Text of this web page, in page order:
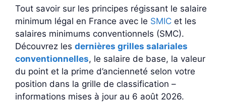
Tout savoir sur les principes régissant le salaire
minimum légal en France avec le SMIC et les
salaires minimums conventionnels (SMC).
Découvrez les dernières grilles salariales
conventionnelles, le salaire de base, la valeur
du point et la prime d’ancienneté selon votre
position dans la grille de classification –
informations mises à jour au 6 août 2026.